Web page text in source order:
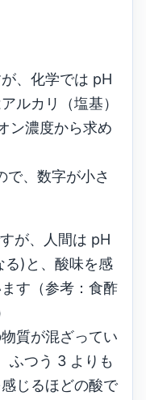
、化学では pH
ルカリ（塩基）
ン濃度から求め
で、数字が小さ
が、人間は pH
る)と、酸味を感
す（参考：食酢
質が混ざってい
ふつう 3 よりも
じるほどの酸で